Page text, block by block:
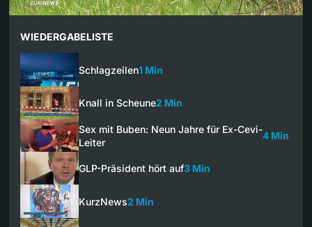
WIEDERGABELISTE
Schlagzeilen1 Min
Knall in Scheune2 Min
Sex mit Buben: Neun Jahre für Ex-Cevi-
Leiter
4 Min
GLP-Präsident hört auf3 Min
KurzNews2 Min